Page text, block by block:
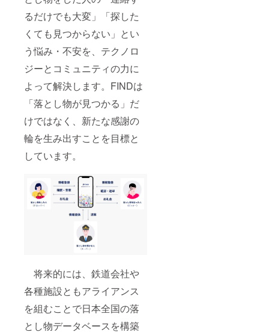
るだけでも大変」「探した
くても見つからない」とい
う悩み・不安を、テクノロ
ジーとコミュニティの力に
よって解決します。FINDは
「落とし物が見つかる」だ
けではなく、新たな感謝の
輪を生み出すことを目標と
しています。
将来的には、鉄道会社や
各種施設ともアライアンス
を組むことで日本全国の落
とし物データベースを構築